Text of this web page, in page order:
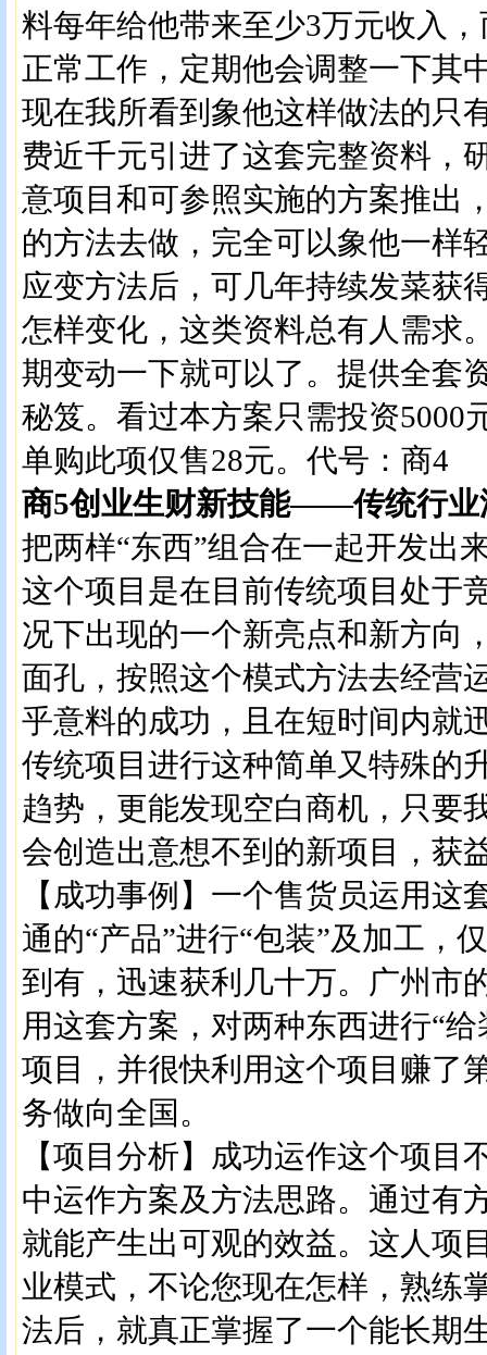
料每年给他带来至少3万元收入
正常工作，定期他会调整一下其
现在我所看到象他这样做法的只
费近千元引进了这套完整资料，
意项目和可参照实施的方案推出
的方法去做，完全可以象他一样
应变方法后，可几年持续发菜获
怎样变化，这类资料总有人需求
期变动一下就可以了。提供全套
秘笈。看过本方案只需投资5000
单购此项仅售28元。代号：商4
商5创业生财新技能——传统行业
把两样“东西”组合在一起开发出
这个项目是在目前传统项目处于
况下出现的一个新亮点和新方向
面孔，按照这个模式方法去经营
乎意料的成功，且在短时间内就
传统项目进行这种简单又特殊的
趋势，更能发现空白商机，只要
会创造出意想不到的新项目，获
【成功事例】一个售货员运用这
通的“产品”进行“包装”及加工，
到有，迅速获利几十万。广州市
用这套方案，对两种东西进行“
项目，并很快利用这个项目赚了
务做向全国。
【项目分析】成功运作这个项目
中运作方案及方法思路。通过有
就能产生出可观的效益。这人项
业模式，不论您现在怎样，熟练
法后，就真正掌握了一个能长期